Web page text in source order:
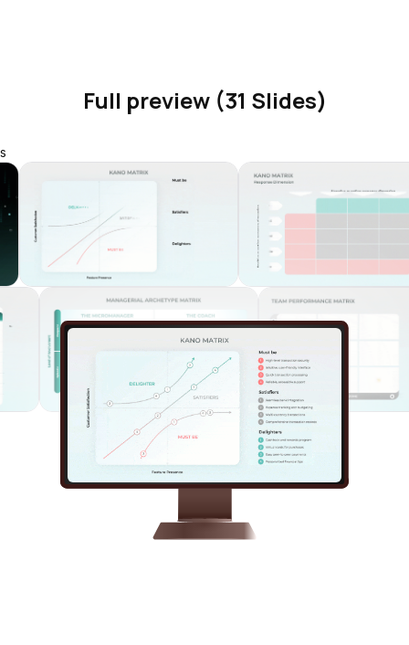
Full preview (31 Slides)
s